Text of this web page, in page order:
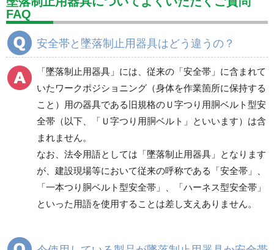
分煙対策機器 衛生用品 保安・保守用品
電気保守用品 ワイパー クリーンルーム対策用品
防災グッズ（防災セット） 救急医療品
健康管理器具 季節商品 ウイルス対策用品
商品カテゴリ一覧
ワークポジショニング
用器具
親綱式墜落防止器具
傾斜面・垂直面用 墜落防止装置
FAQ
安全帯と墜落制止用器具はどう違うの？
「墜落制止用器具」には、従来の「安全帯」に含まれて
いたワークポジショニング（身体を作業箇所に保持する
こと）用の器具である旧規格のＵ字つり用胴ベルト型安
全帯（以下、「Ｕ字つり用胴ベルト」といいます）は含
まれません。
なお、法令用語としては「墜落制止用器具」となります
が、建設現場等において従来の呼称である「安全帯」、
「一本つり胴ベルト型安全帯」、「ハーネス型安全帯」
といった用語を使用することは差し支えありません。